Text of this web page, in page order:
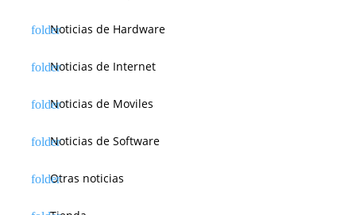
Noticias de Hardware
Noticias de Internet
Noticias de Moviles
Noticias de Software
Otras noticias